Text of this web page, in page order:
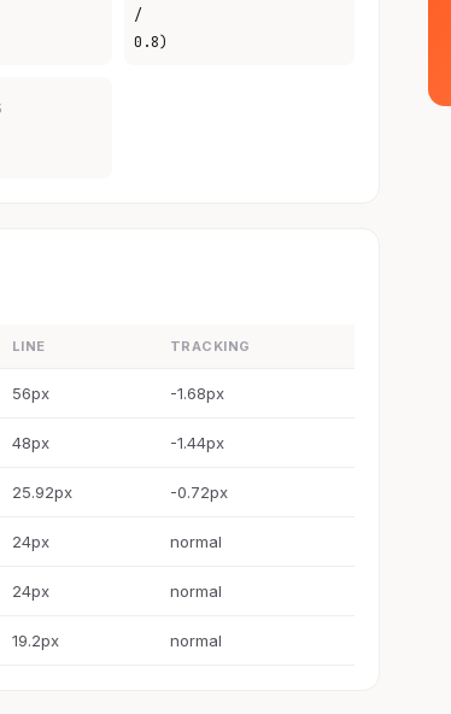
/
0.8)
LINE TRACKING
56px -1.68px
48px -1.44px
25.92px -0.72px
24px normal
24px normal
19.2px normal